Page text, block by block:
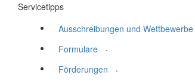
Servicetipps
Ausschreibungen und Wettbewerbe
Formulare
.
Förderungen
.